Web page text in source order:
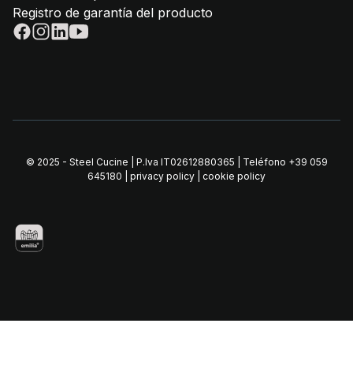
Registro de garantía del producto
© 2025 - Steel Cucine | P.Iva IT02612880365 | Teléfono +39 059
645180
privacy policy cookie policy